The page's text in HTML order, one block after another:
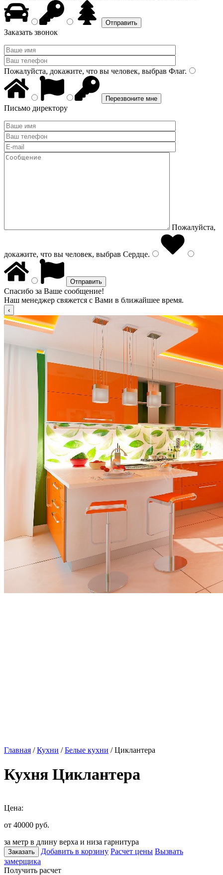
Заказать звонок
Пожалуйста, докажите, что вы человек, выбрав Флаг.
Письмо директору
Пожалуйста,
докажите, что вы человек, выбрав Сердце.
Спасибо за Ваше сообщение!
Наш менеджер свяжется с Вами в ближайшее время.
Главная /Кухни /Белые кухни / Циклантера
Кухня Циклантера
Цена:
от 40000 руб.
за метр в длину верха и низа гарнитура
Заказать Добавить в корзину Расчет цены Вызвать
замерщика
Получить расчет